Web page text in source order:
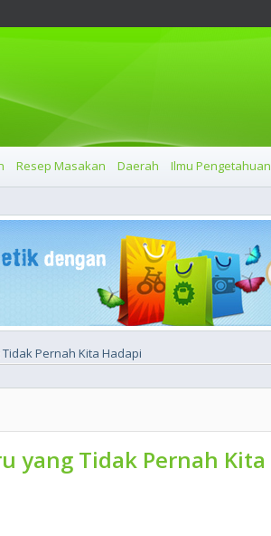
Resep Masakan Daerah Ilmu Pengetahuan
Pernah Kita Hadapi
yang Tidak Pernah Kita